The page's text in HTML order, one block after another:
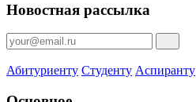
Новостная рассылка
Абитуриенту Студенту Аспиранту